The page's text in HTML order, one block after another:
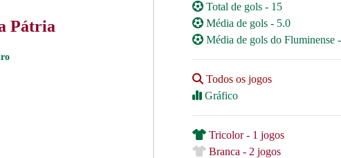
Pátria
Total de gols - 15
Média de gols - 5.0
Média de gols do Fluminense
Todos os jogos
Gráfico
Tricolor - 1 jogos
Branca - 2 jogos